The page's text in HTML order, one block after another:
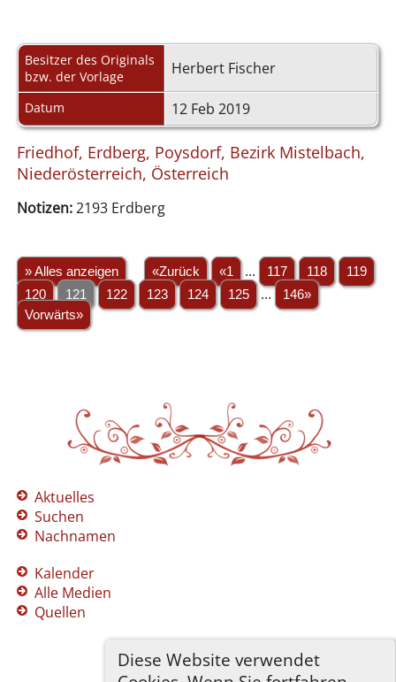
Diese Website verwendet
Besitzer des Originals
bzw. der Vorlage
Herbert Fischer
Datum 12 Feb 2019
Friedhof, Erdberg, Poysdorf, Bezirk Mistelbach,
Niederösterreich, Österreich
Notizen:2193 Erdberg
» Alles anzeigen «Zurück «1 ... 117 118
119
120
121 122 123 124 125 ...
146»
Vorwärts»
Aktuelles
Suchen
Nachnamen
Kalender
Alle Medien
Quellen